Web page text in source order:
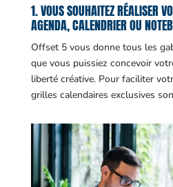
1. VOUS SOUHAITEZ RÉALISER
AGENDA, CALENDRIER OU
Offset 5 vous donne tous les
que vous puissiez concevoir
liberté créative. Pour faciliter
grilles calendaires exclusives